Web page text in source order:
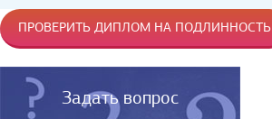
ПРОВЕРИТЬ ДИПЛОМ НА ПОДЛИННОСТЬ
Задать вопрос